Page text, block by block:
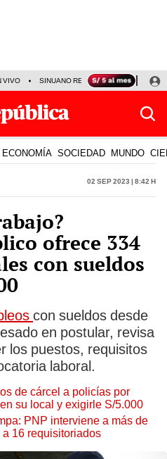
VIVO SINUANO RESULTADOS HOY
ECONOMÍA SOCIEDAD MUNDO
02 Sep 2023 | 8:42 h
ofrece 334
con sueldos
con sueldos desde
en postular, revisa
los puestos, requisitos
laboral.
de cárcel a policías por
su local y exigirle S/5.000
PNP interviene a más de
16 requisitoriados